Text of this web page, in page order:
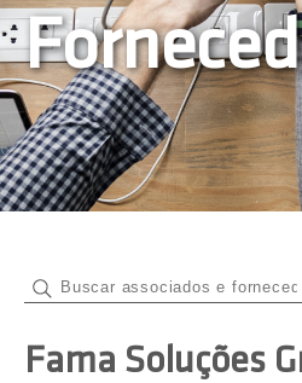
Fama Soluções